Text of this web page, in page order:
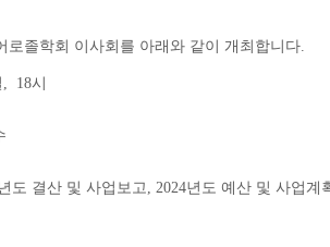
로졸학회 이사회를 아래와 같이 개최합니다.
, 18시
도 결산 및 사업보고, 2024년도 예산 및 사업계